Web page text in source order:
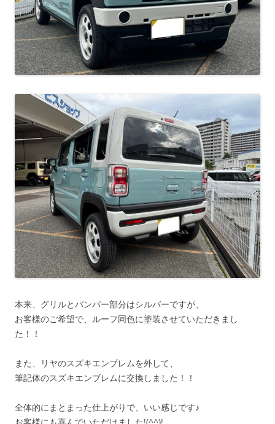
本来、グリルとバンパー部分はシルバーですが、
お客様のご希望で、ルーフ同色に塗装させていただきまし
た！！
また、リヤのスズキエンブレムを外して、
筆記体のスズキエンブレムに交換しました！！
全体的にまとまった仕上がりで、いい感じです♪